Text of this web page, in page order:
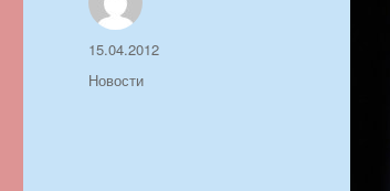
Автор
Опубликовано
15.04.2012
Рубрики
Новости